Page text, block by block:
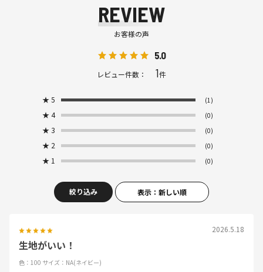
REVIEW
お客様の声
5.0
レビュー件数： 1件
★ 5 (1)
★ 4 (0)
★ 3 (0)
★ 2 (0)
★ 1 (0)
絞り込み 表示：新しい順
2026.5.18
生地がいい！
色：100 サイズ：NA(ネイビー)